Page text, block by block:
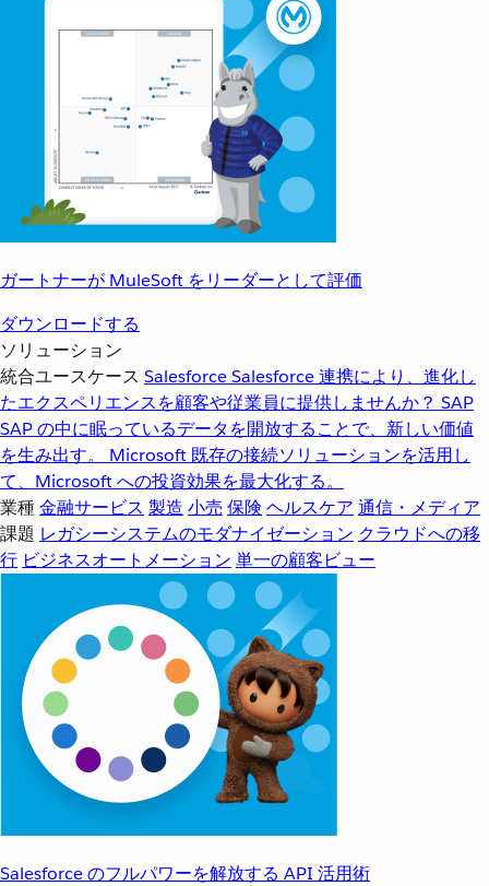
ガートナーが MuleSoft をリーダーとして評価
ダウンロードする
ソリューション
統合ユースケース SalesforceSalesforce 連携により、進化し
たエクスペリエンスを顧客や従業員に提供しませんか？ SAP
SAP の中に眠っているデータを開放することで、新しい価値
を生み出す。
Microsoft 既存の接続ソリューションを活用し
て、Microsoft への投資効果を最大化する。
業種金融サービス 製造 小売 保険 ヘルスケア 通信・メディア
課題 レガシーシステムのモダナイゼーション クラウドへの移
行 ビジネスオートメーション 単一の顧客ビュー
Salesforce のフルパワーを解放する API 活用術